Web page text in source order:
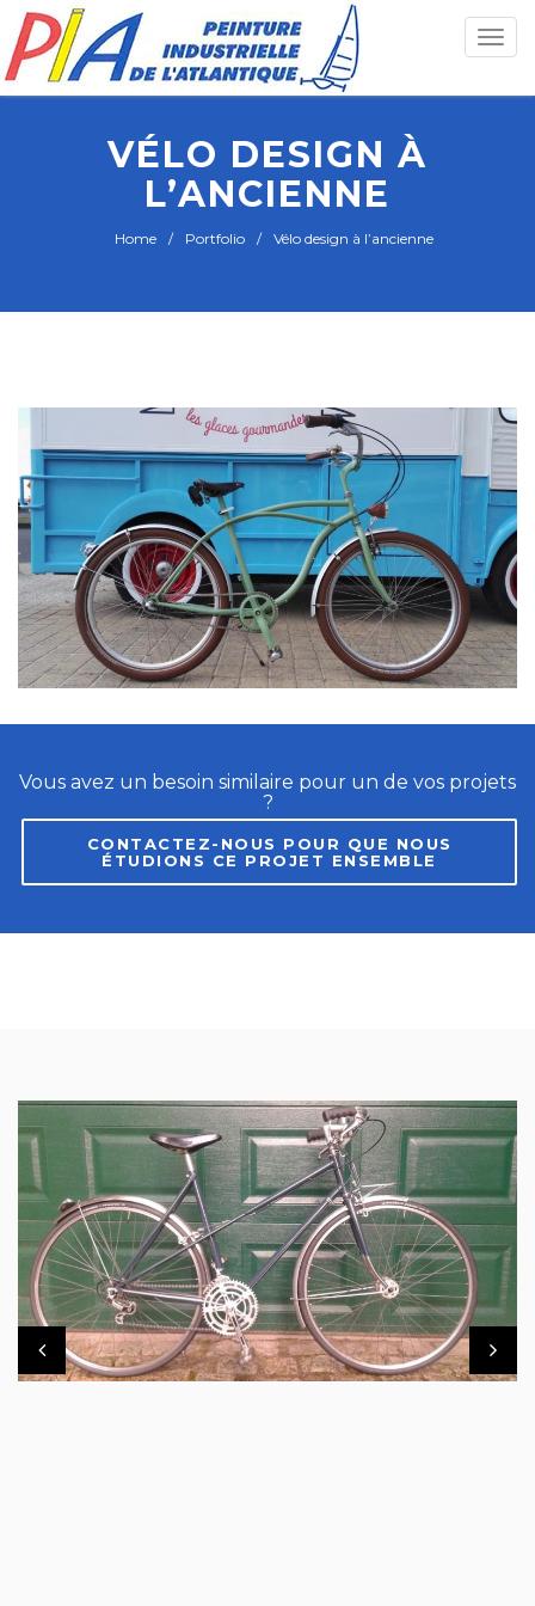
Toggle
VÉLO DESIGN À
L’ANCIENNE
Home Portfolio Vélo design à l’ancienne
Vous avez un besoin similaire pour un de vos projets
?
CONTACTEZ-NOUS POUR QUE NOUS
ÉTUDIONS CE PROJET ENSEMBLE
VÉLO DE VILLE